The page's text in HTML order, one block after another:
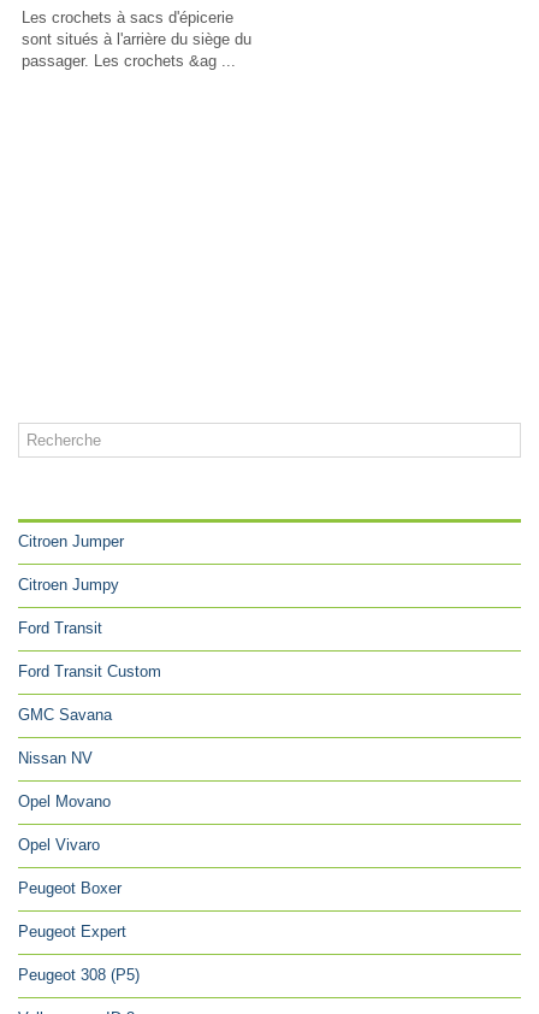
Les crochets à sacs d'épicerie
sont situés à l'arrière du siège du
passager. Les crochets &ag ...
Citroen Jumper
Citroen Jumpy
Ford Transit
Ford Transit Custom
GMC Savana
Nissan NV
Opel Movano
Opel Vivaro
Peugeot Boxer
Peugeot Expert
Peugeot 308 (P5)